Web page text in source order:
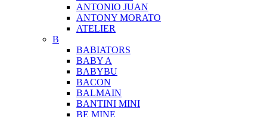
ANTONIO JUAN
ANTONY MORATO
ATELIER
B
BABIATORS
BABY A
BABYBU
BACON
BALMAIN
BANTINI MINI
BE MINE